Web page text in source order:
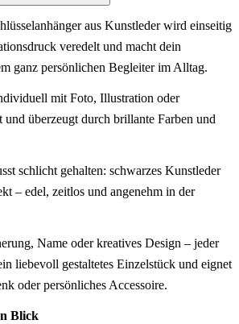
aus Kunstleder wird einseitig
veredelt und macht dein
ganz persönlichen Begleiter im Alltag.
mit Foto, Illustration oder
überzeugt durch brillante Farben und
schlicht gehalten: schwarzes Kunstleder
– edel, zeitlos und angenehm in der
Name oder kreatives Design – jeder
liebevoll gestaltetes Einzelstück und eignet
oder persönliches Accessoire.
Blick